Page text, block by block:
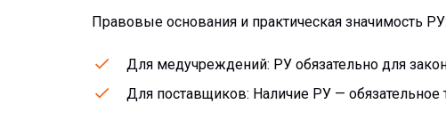
Правовые основания и практическая значимость РУ:
Для медучреждений: РУ обязательно для
Для поставщиков: Наличие РУ — обязательное